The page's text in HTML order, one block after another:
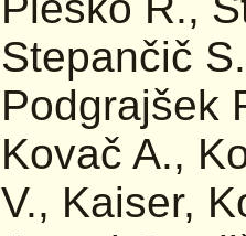
Stepančič
Podgrajšek
Kovač A.,
V., Kaiser,